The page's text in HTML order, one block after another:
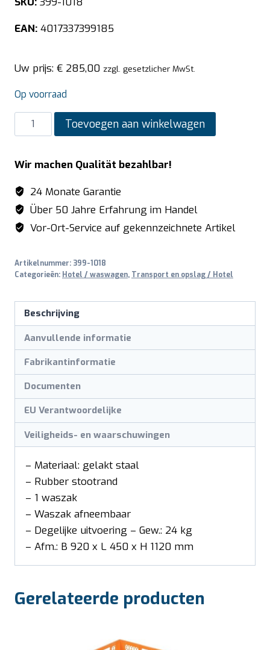
EAN: 4017337399185
Uw prijs: € 285,00 zzgl. gesetzlicher MwSt.
Op voorraad
SARO
Kamer
Trolley
model
AF
260
aantal
Toevoegen aan winkelwagen
Wir machen Qualität bezahlbar!
24 Monate Garantie
Über 50 Jahre Erfahrung im Handel
Vor-Ort-Service auf gekennzeichnete Artikel
Artikelnummer: 399-1018
Categorieën: Hotel / waswagen, Transport en opslag / Hotel
Beschrijving
Aanvullende informatie
Fabrikantinformatie
Documenten
EU Verantwoordelijke
Veiligheids- en waarschuwingen
– Materiaal: gelakt staal
– Rubber stootrand
– 1 waszak
– Waszak afneembaar
– Degelijke uitvoering – Gew.: 24 kg
– Afm.: B 920 x L 450 x H 1120 mm
Gerelateerde producten